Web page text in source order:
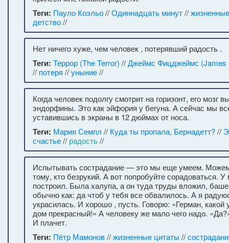
Теги: Пауло Коэльо//Одиннадцать минут//
детство//
Нет ничего хуже, чем человек , потерявший радость .
Теги: Террор (The Terror) //Джеймс Фицджеймс (James
// потеря //уныние//
Когда человек подолгу смотрит на горизонт, его мозг
эндорфины. Это как эйфория у бегуна. А сейчас мы
уставившись в экраны в 12 дюймах от носа.
Теги: Мария Семпл // Куда ты пропала, Бернадетт?//
счастье// радость//
Испытывать сострадание — это мы еще умеем. Можем
тому, кто безрукий. А вот попробуйте сорадоваться.
построил. Была халупа, а он туда труды вложил,
обычно как: да чтоб у тебя все обвалилось. А я
украсилась. И хорошо , пусть. Говорю: «Герман, какой
дом прекрасный!» А человеку же мало чего надо.
И плачет.
Теги: Пётр Мамонов//жизненные цитаты //